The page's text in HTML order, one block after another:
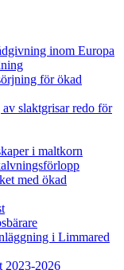
inom Europa
för ökad
slaktgrisar redo för
i maltkorn
med ökad
i Limmared
2023-2026